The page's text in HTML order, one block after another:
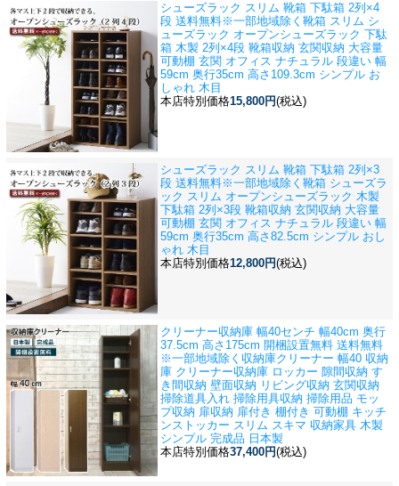
シューズラック スリム 靴箱 下駄箱 2列×4
段 送料無料※一部地域除く 靴箱 スリム シ
ューズラック オープンシューズラック 下駄
箱 木製 2列×4段 靴箱収納 玄関収納 大容量
可動棚 玄関 オフィス ナチュラル 段違い 幅
59cm 奥行35cm 高さ109.3cm シンプル お
しゃれ 木目
本店特別価格15,800円(税込)
シューズラック スリム 靴箱 下駄箱 2列×3
段 送料無料※一部地域除く 靴箱 シューズラ
ック スリム オープンシューズラック 木製
下駄箱 2列×3段 靴箱収納 玄関収納 大容量
可動棚 玄関 オフィス ナチュラル 段違い 幅
59cm 奥行35cm 高さ82.5cm シンプル おし
ゃれ 木目
本店特別価格12,800円(税込)
クリーナー収納庫 幅40センチ 幅40cm 奥行
37.5cm 高さ175cm 開梱設置無料 送料無料
※一部地域除く 収納庫クリーナー 幅40 収納
庫 クリーナー収納庫 ロッカー 隙間収納 す
き間収納 壁面収納 リビング収納 玄関収納
掃除道具入れ 掃除用具収納 掃除用品 モッ
プ収納 扉収納 扉付き 棚付き 可動棚 キッチ
ンストッカー スリム スキマ 収納家具 木製
シンプル 完成品 日本製
本店特別価格37,400円(税込)